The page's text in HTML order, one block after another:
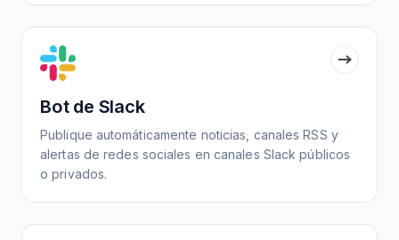
Bot de Slack
Publique automáticamente noticias, canales RSS y
alertas de redes sociales en canales Slack públicos
o privados.